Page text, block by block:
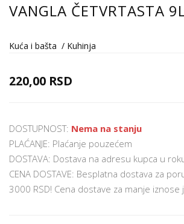
VANGLA ČETVRTASTA
Kuća i bašta / Kuhinja
220,00 RSD
DOSTUPNOST: Nema na stanju
PLAĆANJE: Plaćanje pouzećem
DOSTAVA: Dostava na adresu kupca u
CENA DOSTAVE: Besplatna dostava za
3000 RSD! Cena dostave za manje iznose